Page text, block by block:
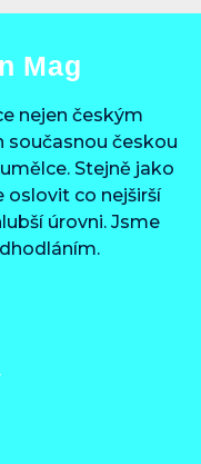
Mag
nejen českým
současnou českou
Stejně jako
oslovit co nejširší
úrovni. Jsme